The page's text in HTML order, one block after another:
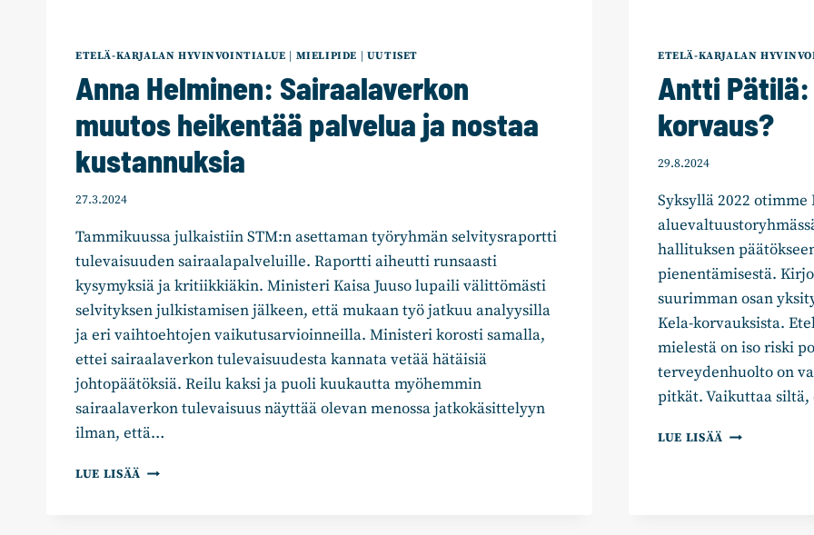
ETELÄ-KARJALAN HYVINVOINTIALUE MIELIPIDE UUTISET
Anna Helminen: Sairaalaverkon
muutos heikentää palvelua ja nostaa
kustannuksia
27.3.2024
Tammikuussa julkaistiin STM:n asettaman työryhmän selvitysraportti
tulevaisuuden sairaalapalveluille. Raportti aiheutti runsaasti
kysymyksiä ja kritiikkiäkin. Ministeri Kaisa Juuso lupaili välittömästi
selvityksen julkistamisen jälkeen, että mukaan työ jatkuu analyysilla
ja eri vaihtoehtojen vaikutusarvioinneilla. Ministeri korosti samalla,
ettei sairaalaverkon tulevaisuudesta kannata vetää hätäisiä
johtopäätöksiä. Reilu kaksi ja puoli kuukautta myöhemmin
sairaalaverkon tulevaisuus näyttää olevan menossa jatkokäsittelyyn
ilman, että…
LUE LISÄÄ ANNA
ETELÄ-KARJALAN
Antti Pätilä:
korvaus?
29.8.2024
Syksyllä 2022
hallituksen
pienentämisestä.
suurimman osan
Kela-korvauksista.
mielestä on iso riski
terveydenhuolto on
pitkät. Vaikuttaa
LUE LISÄÄ ANTTI